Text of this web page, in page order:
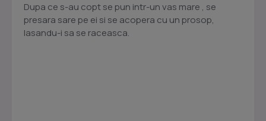
Dupa ce s-au copt se pun intr-un vas mare , se
presara sare pe ei si se acopera cu un prosop,
lasandu-i sa se raceasca.